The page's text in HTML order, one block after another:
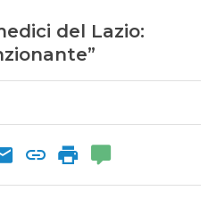
del Lazio: